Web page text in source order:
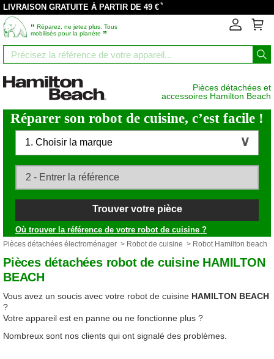
LIVRAISON GRATUITE À PARTIR DE 49 €*
‟ Réparez, ne jetez plus. Tous
mobilisés pour la planète ”
Pièces détachées et
accessoires Hamilton Beach
Réparer son robot de cuisine, c’est facile !
1. Choisir la marque
Trouver votre pièce
Où trouver la référence de votre robot de cuisine ?
Pièces détachées électroménager > Robot de cuisine > Robot Hamilton beach
Pièces détachées robot de cuisine HAMILTON
BEACH
Vous avez un soucis avec votre robot de cuisine HAMILTON BEACH
?
Votre appareil est en panne ou ne fonctionne plus ?
Nombreux sont nos clients qui ont signalé des problèmes.